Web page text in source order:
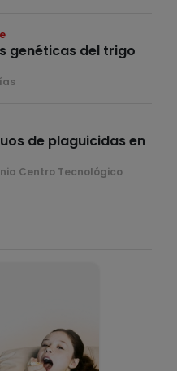
genéticas del trigo
de plaguicidas en
Centro Tecnológico